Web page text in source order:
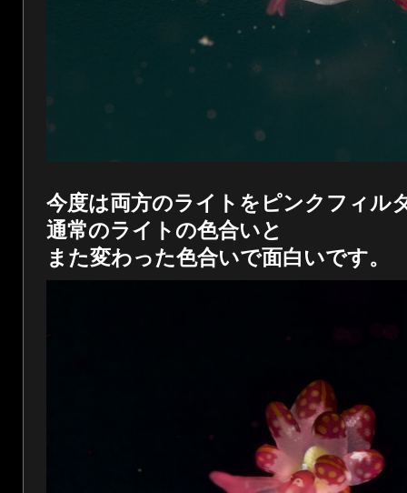
今度は両方のライトをピンクフィル
通常のライトの色合いと
また変わった色合いで面白いです。